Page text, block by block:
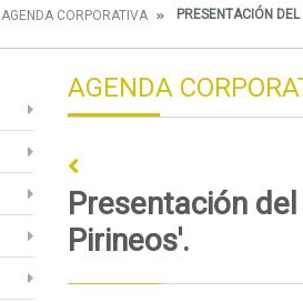
AGENDA CORPORATIVA PRESENTACIÓN
AGENDA
Presentación
Pirineos'.